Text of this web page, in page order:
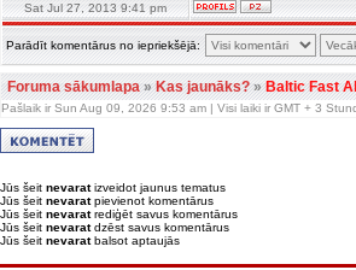
Sat Jul 27, 2013 9:41 pm
Parādīt komentārus no iepriekšējā:
Foruma sākumlapa»Kas jaunāks?»Baltic Fast
Pašlaik ir Sun Aug 09, 2026 9:53 am | Visi laiki ir GMT + 3
Jūs šeit nevaratizveidot jaunus tematus
Jūs šeit nevaratpievienot komentārus
Jūs šeit nevaratrediģēt savus komentārus
Jūs šeit nevaratdzēst savus komentārus
Jūs šeit nevaratbalsot aptaujās